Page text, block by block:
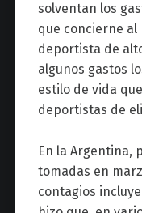
solventan los
que concierne
deportista de
algunos gastos
estilo de vida
deportistas de
En la Argentina,
tomadas en
contagios